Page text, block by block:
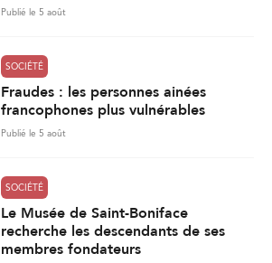
Publié le 5 août
SOCIÉTÉ
Fraudes : les personnes ainées
francophones plus vulnérables
Publié le 5 août
SOCIÉTÉ
Le Musée de Saint-Boniface
recherche les descendants de ses
membres fondateurs